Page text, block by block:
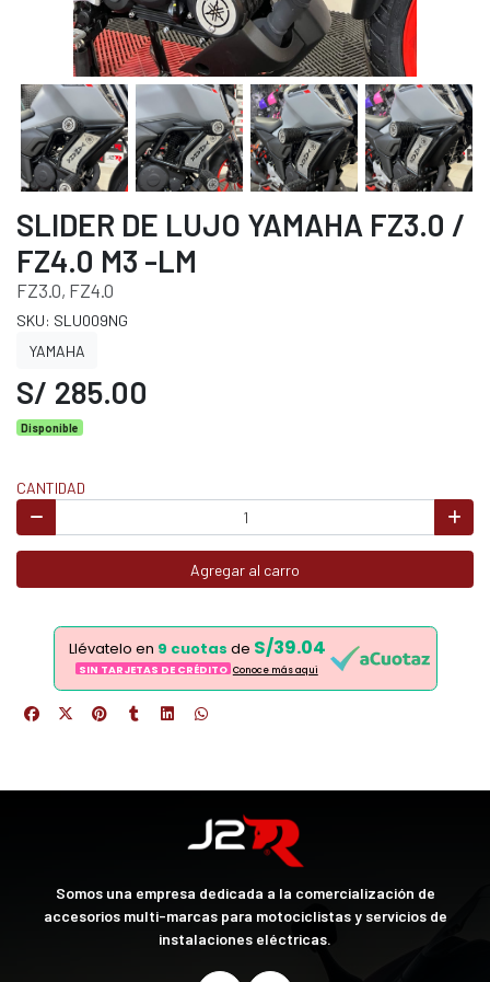
SLIDER DE LUJO YAMAHA FZ3.0 /
FZ4.0 M3 -LM
FZ3.0, FZ4.0
SKU: SLU009NG
YAMAHA
S/ 285.00
Disponible
CANTIDAD
Agregar al carro
Llévatelo en 9 cuotas de S/39.04
SIN TARJETAS DE CRÉDITO Conoce más aqui
Somos una empresa dedicada a la comercialización de
accesorios multi-marcas para motociclistas y servicios de
instalaciones eléctricas.